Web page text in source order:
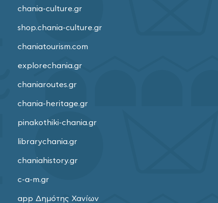
chania-culture.gr
shop.chania-culture.gr
chaniatourism.com
explorechania.gr
chaniaroutes.gr
chania-heritage.gr
pinakothiki-chania.gr
librarychania.gr
chaniahistory.gr
c-a-m.gr
app Δημότης Χανίων